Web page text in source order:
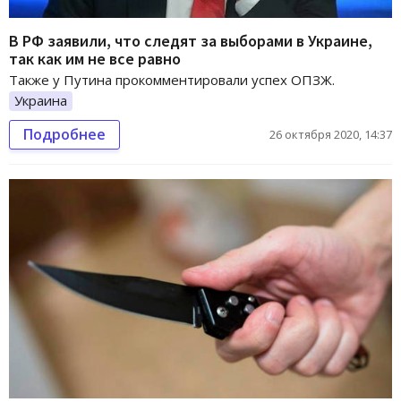
В РФ заявили, что следят за выборами в Украине,
так как им не все равно
Также у Путина прокомментировали успех ОПЗЖ.
Украина
Подробнее 26 октября 2020, 14:37